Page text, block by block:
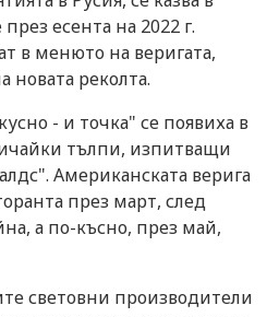
есента на 2022 г.
в менюто на веригата,
новата реколта.
- и точка" се появиха в
тълпи, изпитващи
Американската верига
през март, след
а по-късно, през май,
световни производители